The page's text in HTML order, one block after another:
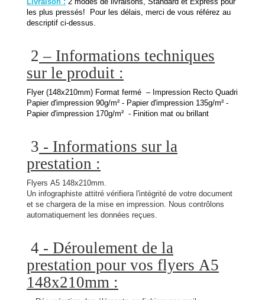
les plus pressés! Pour les délais, merci de vous référez au
descriptif ci-dessus.
2 – Informations techniques
sur le produit :
Flyer (148x210mm) Format fermé – Impression Recto Quadri
Papier d'impression 90g/m² - Papier d'impression 135g/m² -
Papier d'impression 170g/m² - Finition mat ou brillant
3 - Informations sur la
prestation :
Flyers A5 148x210mm.
Un infographiste attitré vérifiera l'intégrité de votre document
et se chargera de la mise en impression. Nous contrôlons
automatiquement les données reçues.
4 - Déroulement de la
prestation pour vos flyers A5
148x210mm :